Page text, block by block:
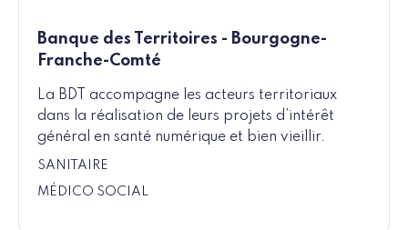
Banque des Territoires - Bourgogne-
Franche-Comté
La BDT accompagne les acteurs territoriaux
dans la réalisation de leurs projets d’intérêt
général en santé numérique et bien vieillir.
SANITAIRE
MÉDICO SOCIAL